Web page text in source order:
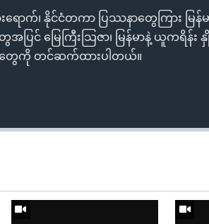
းရောက်၊ နိုင်ငံတကာ ပြဿနာတွေကြား မ
မြေကြီးသြဇာ၊ မြန်မာနဲ့ ယူကရိန်း နှို
တွေကို တင်ဆက်ထားပါတယ်။